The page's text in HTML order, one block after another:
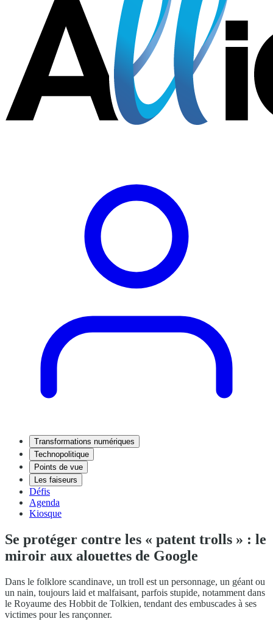
Transformations numériques
Technopolitique
Points de vue
Les faiseurs
Défis
Agenda
Kiosque
Se protéger contre les « patent trolls » : le
miroir aux alouettes de Google
Dans le folklore scandinave, un troll est un personnage, un géant ou
un nain, toujours laid et malfaisant, parfois stupide, notamment dans
le Royaume des Hobbit de Tolkien, tendant des embuscades à ses
victimes pour les rançonner.